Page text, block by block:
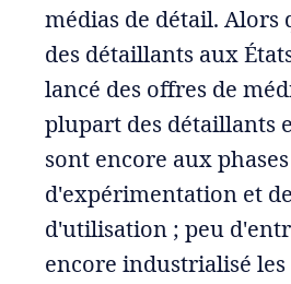
médias de détail. Alors
des détaillants aux
lancé des offres de
plupart des détaillants
sont encore aux phases
d'expérimentation et
d'utilisation ; peu
encore industrialisé les